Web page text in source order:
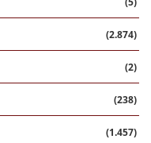
(2.874)
(2)
(238)
(1.457)